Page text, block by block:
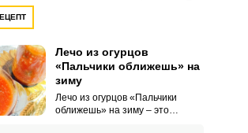
Лечо из огурцов
«Пальчики оближешь» на
зиму
Лечо из огурцов «Пальчики
оближешь» на зиму – это